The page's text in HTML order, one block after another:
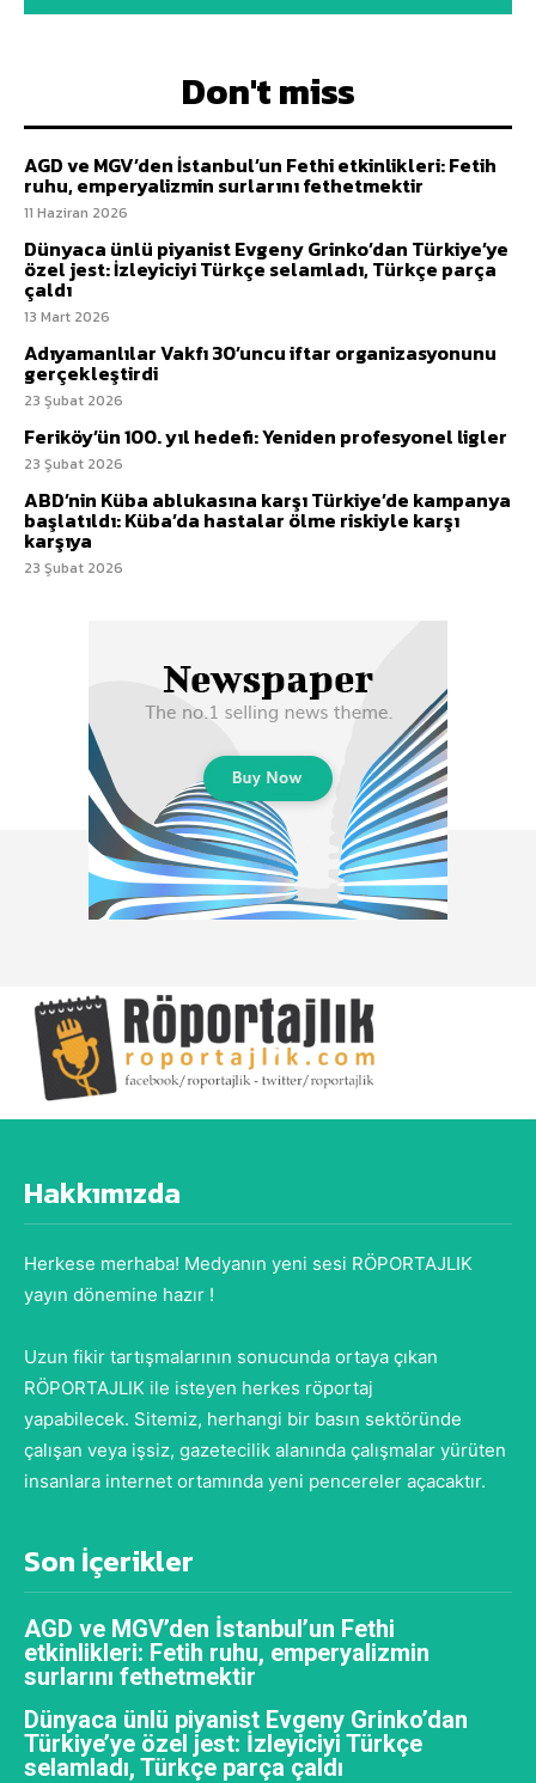
Don't miss
AGD ve MGV’den İstanbul’un Fethi etkinlikleri: Fetih
ruhu, emperyalizmin surlarını fethetmektir
11 Haziran 2026
Dünyaca ünlü piyanist Evgeny Grinko’dan Türkiye’ye
özel jest: İzleyiciyi Türkçe selamladı, Türkçe parça
çaldı
13 Mart 2026
Adıyamanlılar Vakfı 30’uncu iftar organizasyonunu
gerçekleştirdi
23 Şubat 2026
Feriköy’ün 100. yıl hedefi: Yeniden profesyonel ligler
23 Şubat 2026
ABD’nin Küba ablukasına karşı Türkiye’de kampanya
başlatıldı: Küba’da hastalar ölme riskiyle karşı
karşıya
23 Şubat 2026
Hakkımızda
Herkese merhaba! Medyanın yeni sesi RÖPORTAJLIK
yayın dönemine hazır !
Uzun fikir tartışmalarının sonucunda ortaya çıkan
RÖPORTAJLIK ile isteyen herkes röportaj
yapabilecek. Sitemiz, herhangi bir basın sektöründe
çalışan veya işsiz, gazetecilik alanında çalışmalar yürüten
insanlara internet ortamında yeni pencereler açacaktır.
Son İçerikler
AGD ve MGV’den İstanbul’un Fethi
etkinlikleri: Fetih ruhu, emperyalizmin
surlarını fethetmektir
Dünyaca ünlü piyanist Evgeny Grinko’dan
Türkiye’ye özel jest: İzleyiciyi Türkçe
selamladı, Türkçe parça çaldı